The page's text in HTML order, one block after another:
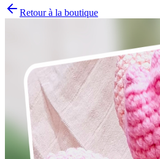
Retour à la boutique